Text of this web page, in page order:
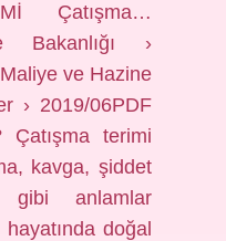
Çatışma…
Bakanlığı ›
ve Hazine
› 2019/06PDF
Çatışma terimi
kavga, şiddet
gibi anlamlar
doğal